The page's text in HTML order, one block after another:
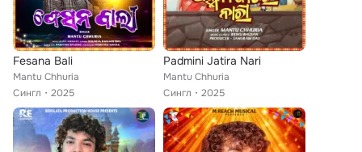
Fesana Bali
Mantu Chhuria
Сингл
2025
Padmini Jatira Nari
Mantu Chhuria
Сингл
2025